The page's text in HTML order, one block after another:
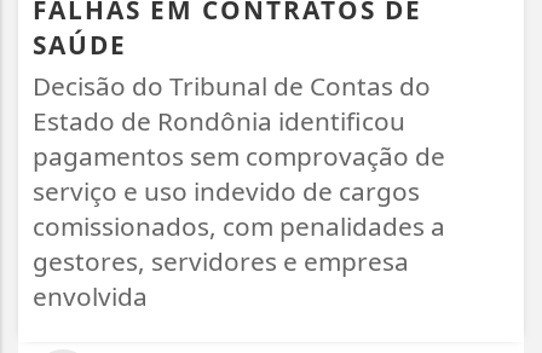
FALHAS EM CONTRATOS DE
SAÚDE
Decisão do Tribunal de Contas do
Estado de Rondônia identificou
pagamentos sem comprovação de
serviço e uso indevido de cargos
comissionados, com penalidades a
gestores, servidores e empresa
envolvida